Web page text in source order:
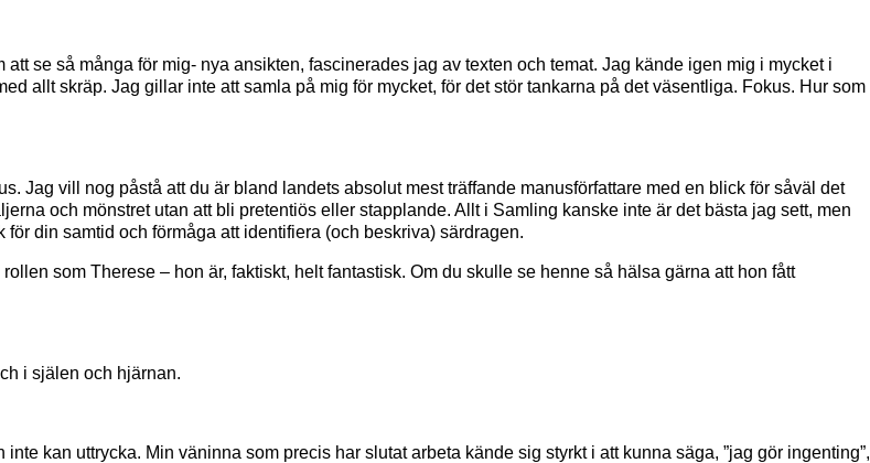
se så många för mig- nya ansikten, fascinerades jag av texten och temat. Jag kände igen mig i mycket i
allt skräp. Jag gillar inte att samla på mig för mycket, för det stör tankarna på det väsentliga. Fokus. Hur som
Jag vill nog påstå att du är bland landets absolut mest träffande manusförfattare med en blick för såväl det
och mönstret utan att bli pretentiös eller stapplande. Allt i Samling kanske inte är det bästa jag sett, men
din samtid och förmåga att identifiera (och beskriva) särdragen.
som Therese – hon är, faktiskt, helt fantastisk. Om du skulle se henne så hälsa gärna att hon fått
i själen och hjärnan.
kan uttrycka. Min väninna som precis har slutat arbeta kände sig styrkt i att kunna säga, ”jag gör ingenting”,